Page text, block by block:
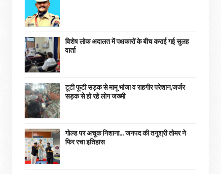
विशेष लोक अदालत में पक्षकारों के बीच कराई गई सुलह
वार्ता
टूटी फूटी सड़क से मामू भांजा व राहगीर परेशान,जर्जर
सड़क से हो रहे लोग जख्मी
गोल्ड पर अचूक निशाना... जनपद की तनुश्री तोमर ने
फिर रचा इतिहास